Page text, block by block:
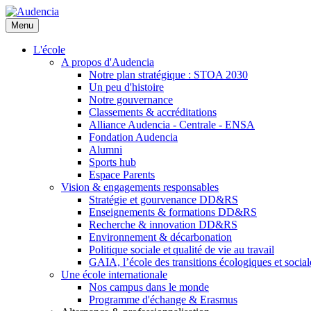
Aller
au
contenu
principal
Menu
L'école
A propos d'Audencia
Notre plan stratégique : STOA 2030
Un peu d'histoire
Notre gouvernance
Classements & accréditations
Alliance Audencia - Centrale - ENSA
Fondation Audencia
Alumni
Sports hub
Espace Parents
Vision & engagements responsables
Stratégie et gourvenance DD&RS
Enseignements & formations DD&RS
Recherche & innovation DD&RS
Environnement & décarbonation
Politique sociale et qualité de vie au travail
GAIA, l’école des transitions écologiques et
Une école internationale
Nos campus dans le monde
Programme d'échange & Erasmus